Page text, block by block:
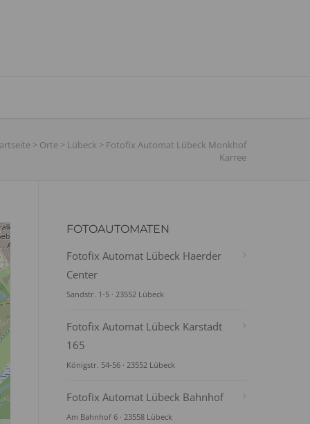
> Orte > Lübeck > Fotofix Automat Lübeck Monkhof
Karree
FOTOAUTOMATEN
Fotofix Automat Lübeck Haerder
Center
Sandstr. 1-5 · 23552 Lübeck
Fotofix Automat Lübeck Karstadt
165
Königstr. 54-56 · 23552 Lübeck
Fotofix Automat Lübeck Bahnhof
Am Bahnhof 6 · 23558 Lübeck